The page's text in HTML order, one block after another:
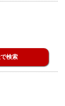
検索